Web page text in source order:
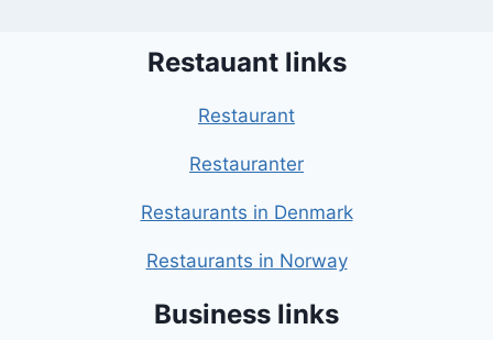
Restauant links
Restaurant
Restauranter
Restaurants in Denmark
Restaurants in Norway
Business links